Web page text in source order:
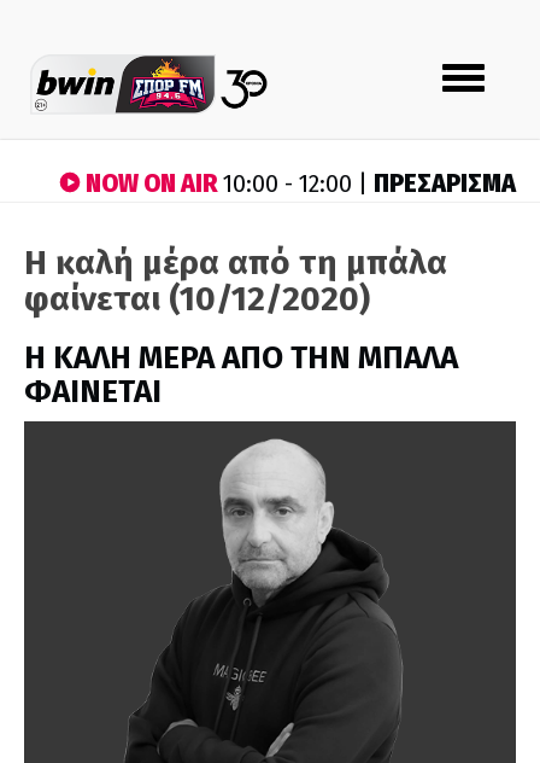
Toggle
navigation
NOW ON AIR10:00 - 12:00 | ΠΡΕΣΑΡΙΣΜΑ
Η καλή μέρα από τη μπάλα
φαίνεται (10/12/2020)
H ΚΑΛΗ ΜΕΡΑ ΑΠΟ ΤΗΝ ΜΠΑΛΑ
ΦΑΙΝΕΤΑΙ